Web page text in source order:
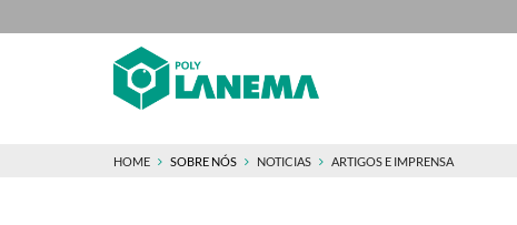
HOME SOBRE NÓS NOTICIAS ARTIGOS E IMPRENSA